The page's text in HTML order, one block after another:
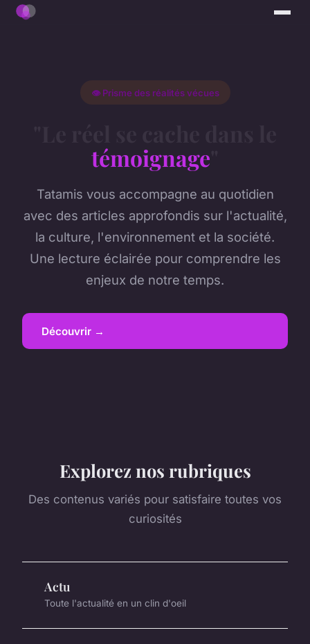
👁️ Prisme des réalités vécues
témoignage
Tatamis vous accompagne au quotidien
avec des articles approfondis sur l'actualité,
la culture, l'environnement et la société.
Une lecture éclairée pour comprendre les
enjeux de notre temps.
Découvrir →
Explorez nos rubriques
Des contenus variés pour satisfaire toutes vos
curiosités
Actu
Toute l'actualité en un clin d'oeil